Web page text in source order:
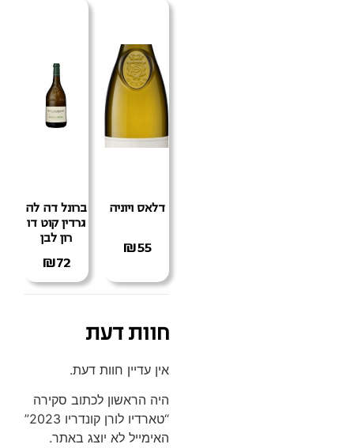
דלאס ויוניה
₪55
ברונל דה לה
גרדין קוט דו
רון לבן
₪72
חוות דעת
אין עדיין חוות דעת.
היה הראשון לכתוב סקירה
“טארדיו לורן קונדריו 2023”
האימייל לא יוצג באתר.